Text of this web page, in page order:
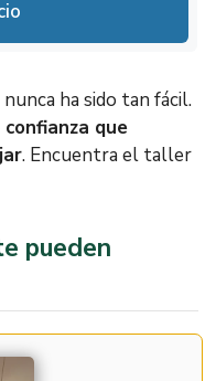
19:00
– 19:00
19:00
13:00
ha sido tan fácil.
que
. Encuentra el taller
pueden